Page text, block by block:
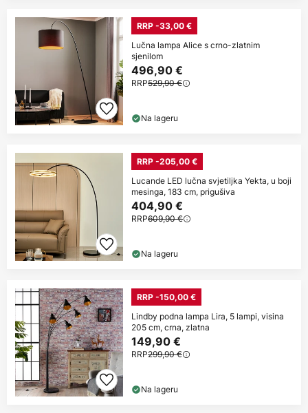
RRP -33,00 €
Lučna lampa Alice s crno-zlatnim
sjenilom
496,90 €
RRP529,90 €
Na lageru
RRP -205,00 €
Lucande LED lučna svjetiljka Yekta, u boji
mesinga, 183 cm, prigušiva
404,90 €
RRP609,90 €
Na lageru
RRP -150,00 €
Lindby podna lampa Lira, 5 lampi, visina
205 cm, crna, zlatna
149,90 €
RRP299,90 €
Na lageru